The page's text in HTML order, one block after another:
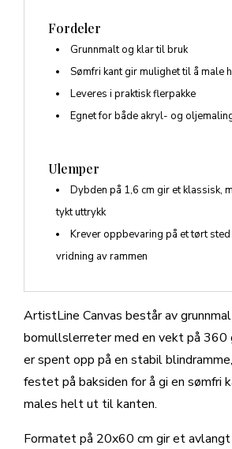
ArtistLine Canvas består av
bomullslerreter med en vekt på 360
er spent opp på en stabil
festet på baksiden for å gi en sømfri
males helt ut til kanten.
Formatet på 20x60 cm gir et
Fordeler
Grunnmalt og klar til bruk
Sømfri kant gir mulighet til å male
Leveres i praktisk flerpakke
Egnet for både akryl- og
Ulemper
Dybden på 1,6 cm gir et klassisk,
tykt uttrykk
Krever oppbevaring på et tørt sted
vridning av rammen